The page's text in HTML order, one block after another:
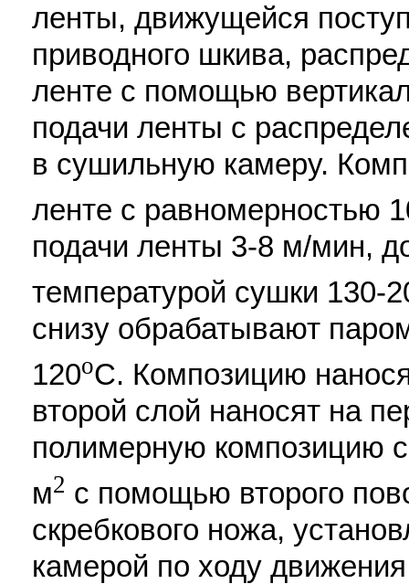
ленты, движущейся
приводного шкива,
ленте с помощью
подачи ленты с
в сушильную камеру.
ленте с равномерностью
подачи ленты 3-8 м/мин,
температурой сушки 130-
снизу обрабатывают
120oС. Композицию
второй слой наносят на
полимерную композицию
м2 с помощью второго
скребкового ножа,
камерой по ходу